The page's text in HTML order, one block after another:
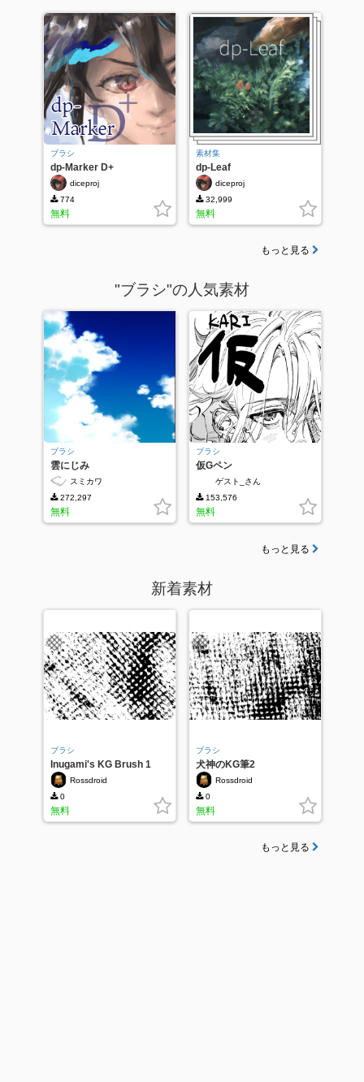
ブラシ
dp-Marker D+
diceproj
774
無料
素材集
dp-Leaf
diceproj
32,999
無料
もっと見る
"ブラシ"の人気素材
ブラシ
雲にじみ
スミカワ
272,297
無料
ブラシ
仮Gペン
ゲスト_さん
153,576
無料
もっと見る
新着素材
ブラシ
Inugami's KG Brush 1
Rossdroid
0
無料
ブラシ
犬神のKG筆2
Rossdroid
0
無料
もっと見る